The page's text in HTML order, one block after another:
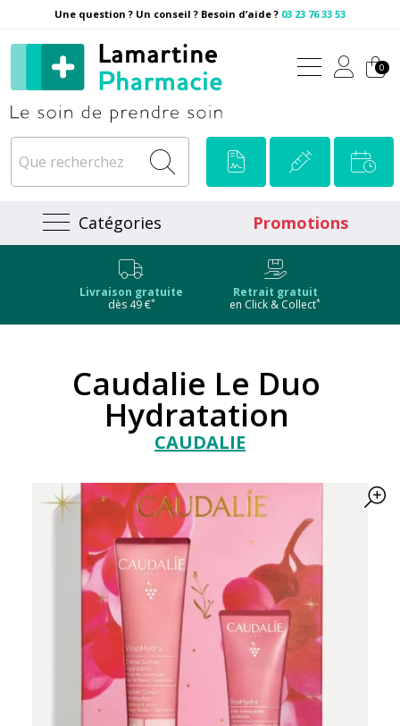
Une question ? Un conseil ? Besoin d’aide ? 03 23 76 33 53
Pharmacie Lamartine
0
Catégories Promotions
Livraison gratuite
dès 49 €*
Retrait gratuit
en Click & Collect*
Caudalie Le Duo
Hydratation
CAUDALIE